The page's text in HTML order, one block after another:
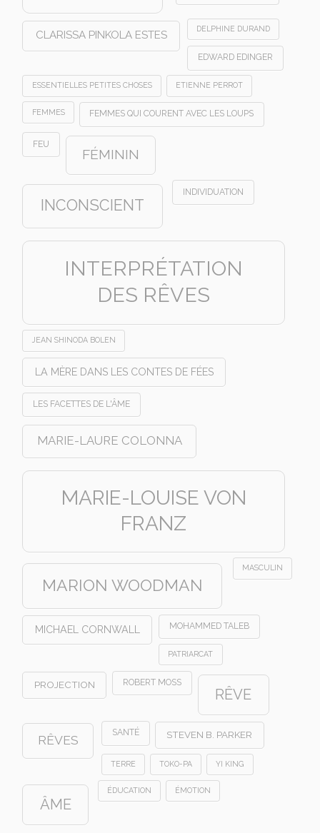
CLARISSA PINKOLA ESTES DELPHINE DURAND
EDWARD EDINGER
ESSENTIELLES PETITES CHOSES ETIENNE PERROT
FEMMES FEMMES QUI COURENT AVEC LES LOUPS
FEU
FÉMININ
INCONSCIENT
INDIVIDUATION
INTERPRÉTATION
DES RÊVES
JEAN SHINODA BOLEN
LA MÈRE DANS LES CONTES DE FÉES
LES FACETTES DE L'ÂME
MARIE-LAURE COLONNA
MARIE-LOUISE VON
FRANZ
MARION WOODMAN
MASCULIN
MICHAEL CORNWALL MOHAMMED TALEB
PATRIARCAT
PROJECTION ROBERT MOSS
RÊVE
RÊVES
SANTÉ STEVEN B. PARKER
TERRE TOKO-PA YI KING
ÂME
ÉDUCATION ÉMOTION